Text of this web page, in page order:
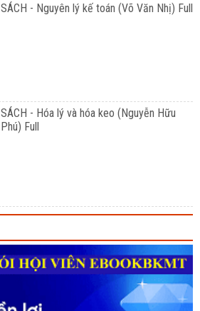
SÁCH - Nguyên lý kế toán (Võ Văn Nhị) Full
SÁCH - Hóa lý và hóa keo (Nguyễn Hữu
Phú) Full